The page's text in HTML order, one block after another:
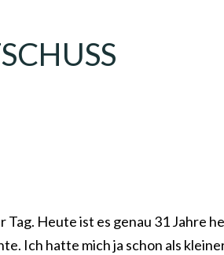
Heute ist es genau 31 Jahre
Ich hatte mich ja schon als